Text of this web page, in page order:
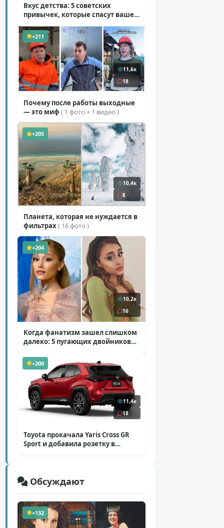
Вкус детства: 5 советских
привычек, которые спасут ваше
+211
11,6к
18
Почему после работы выходные
— это миф ( 1 фото + 1 видео )
+205
10,4к
8
Планета, которая не нуждается в
фильтрах( 16 фото )
+204
10,2к
16
Когда фанатизм зашел слишком
далеко: 5 пугающих двойников
+200
11,4к
18
Toyota прокачала Yaris Cross GR
Sport и добавила розетку в
Обсуждают
+132